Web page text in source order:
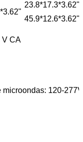
23.8*17.3*3.62"
45.9*12.6*3.62"
V CA
microondas: 120-